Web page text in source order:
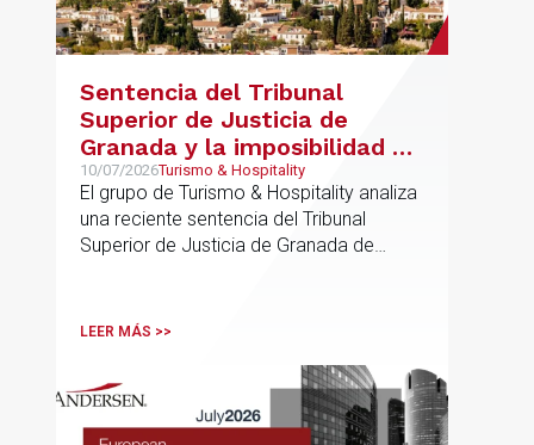
Sentencia del Tribunal
Superior de Justicia de
Granada y la imposibilidad de
Interpretar el Plan General
de Ordenación Urbana
(“PGOU”) para equiparar las
viviendas turísticas y los
autonómica y estatal
10/07/2026Turismo & Hospitality
El grupo de Turismo & Hospitality analiza
una reciente sentencia del Tribunal
Superior de Justicia de Granada de
LEER MÁS >>